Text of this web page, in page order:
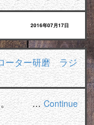
2016年07月17日
ター研磨 ラジ
へ。 …Continue